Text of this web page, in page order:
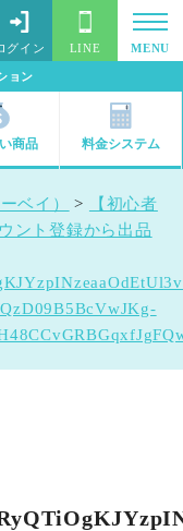
ョン
グイン LINE MENU
商品 料金システム
ベイ） >
【初心者
ント登録から出品